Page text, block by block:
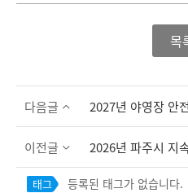
목
다음글
이전글
태그 등록된 태그가 없습니다.